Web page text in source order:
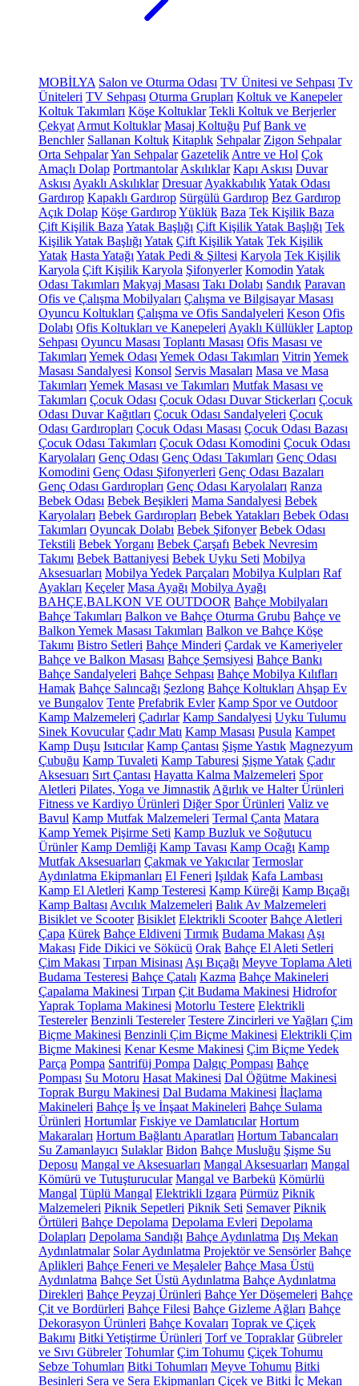
MOBİLYA Salon ve Oturma Odası TV Ünitesi ve Sehpası Tv
Üniteleri TV Sehpası Oturma Grupları Koltuk ve Kanepeler
Koltuk Takımları Köşe Koltuklar Tekli Koltuk ve Berjerler
Çekyat Armut Koltuklar Masaj Koltuğu Puf Bank ve
Benchler Sallanan Koltuk Kitaplık Sehpalar Zigon Sehpalar
Orta SehpalarYan Sehpalar Gazetelik Antre ve Hol Çok
Amaçlı Dolap Portmantolar Askılıklar Kapı Askısı Duvar
Askısı Ayaklı Askılıklar Dresuar AyakkabılıkYatak Odası
Gardırop Kapaklı Gardırop Sürgülü Gardırop Bez Gardırop
Açık Dolap Köşe GardıropYüklük Baza Tek Kişilik Baza
Çift Kişilik Baza Yatak Başlığı Çift Kişilik Yatak Başlığı Tek
Kişilik Yatak Başlığı Yatak Çift Kişilik Yatak Tek Kişilik
Yatak Hasta Yatağı Yatak Pedi & Şiltesi Karyola Tek Kişilik
Karyola Çift Kişilik Karyola Şifonyerler Komodin Yatak
Odası Takımları Makyaj Masası Takı Dolabı Sandık Paravan
Ofis ve Çalışma Mobilyaları Çalışma ve Bilgisayar Masası
Oyuncu Koltukları Çalışma ve Ofis Sandalyeleri Keson Ofis
Dolabı Ofis Koltukları ve Kanepeleri Ayaklı Küllükler Laptop
Sehpası Oyuncu Masası Toplantı Masası Ofis Masası ve
Takımları Yemek Odası Yemek Odası Takımları Vitrin Yemek
Masası Sandalyesi Konsol Servis Masaları Masa ve Masa
Takımları Yemek Masası ve Takımları Mutfak Masası ve
Takımları Çocuk Odası Çocuk Odası Duvar Stickerları Çocuk
Odası Duvar Kağıtları Çocuk Odası Sandalyeleri Çocuk
Odası Gardıropları Çocuk Odası Masası Çocuk Odası Bazası
Çocuk Odası Takımları Çocuk Odası Komodini Çocuk Odası
Karyolaları Genç Odası Genç Odası Takımları Genç Odası
Komodini Genç Odası Şifonyerleri Genç Odası Bazaları
Genç Odası Gardıropları Genç Odası Karyolaları Ranza
Bebek Odası Bebek Beşikleri Mama Sandalyesi Bebek
Karyolaları Bebek Gardıropları Bebek Yatakları Bebek Odası
Takımları Oyuncak Dolabı Bebek Şifonyer Bebek Odası
Tekstili Bebek Yorganı Bebek Çarşafı Bebek Nevresim
Takımı Bebek Battaniyesi Bebek Uyku Seti Mobilya
Aksesuarları Mobilya Yedek Parçaları Mobilya Kulpları Raf
Ayakları Keçeler Masa Ayağı Mobilya Ayağı
BAHÇE,BALKON VE OUTDOOR Bahçe Mobilyaları
Bahçe Takımları Balkon ve Bahçe Oturma Grubu Bahçe ve
Balkon Yemek Masası Takımları Balkon ve Bahçe Köşe
Takımı Bistro Setleri Bahçe Minderi Çardak ve Kameriyeler
Bahçe ve Balkon Masası Bahçe Şemsiyesi Bahçe Bankı
Bahçe Sandalyeleri Bahçe Sehpası Bahçe Mobilya Kılıfları
Hamak Bahçe Salıncağı Şezlong Bahçe Koltukları Ahşap Ev
ve Bungalov Tente Prefabrik Evler Kamp Spor ve Outdoor
Kamp Malzemeleri Çadırlar Kamp Sandalyesi Uyku Tulumu
Sinek Kovucular Çadır Matı Kamp Masası Pusula Kampet
Kamp Duşu Isıtıcılar Kamp Çantası Şişme Yastık Magnezyum
Çubuğu Kamp Tuvaleti Kamp Taburesi Şişme Yatak Çadır
Aksesuarı Sırt Çantası Hayatta Kalma Malzemeleri Spor
Aletleri Pilates, Yoga ve Jimnastik Ağırlık ve Halter Ürünleri
Fitness ve Kardiyo Ürünleri Diğer Spor Ürünleri Valiz ve
Bavul Kamp Mutfak Malzemeleri Termal Çanta Matara
Kamp Yemek Pişirme Seti Kamp Buzluk ve Soğutucu
Ürünler Kamp Demliği Kamp Tavası Kamp Ocağı Kamp
Mutfak Aksesuarları Çakmak ve Yakıcılar Termoslar
Aydınlatma Ekipmanları El Feneri Işıldak Kafa Lambası
Kamp El Aletleri Kamp Testeresi Kamp Küreği Kamp Bıçağı
Kamp Baltası Avcılık Malzemeleri Balık Av Malzemeleri
Bisiklet ve Scooter Bisiklet Elektrikli Scooter Bahçe Aletleri
Çapa Kürek Bahçe Eldiveni Tırmık Budama Makası Aşı
Makası Fide Dikici ve Sökücü Orak Bahçe El Aleti Setleri
Çim Makası Tırpan Misinası Aşı Bıçağı Meyve Toplama Aleti
Budama Testeresi Bahçe Çatalı Kazma Bahçe Makineleri
Çapalama Makinesi Tırpan Çit Budama Makinesi Hidrofor
Yaprak Toplama Makinesi Motorlu Testere Elektrikli
Testereler Benzinli Testereler Testere Zincirleri ve Yağları Çim
Biçme Makinesi Benzinli Çim Biçme Makinesi Elektrikli Çim
Biçme Makinesi Kenar Kesme Makinesi Çim Biçme Yedek
Parça Pompa Santrifüj Pompa Dalgıç Pompası Bahçe
Pompası Su Motoru Hasat Makinesi Dal Öğütme Makinesi
Toprak Burgu Makinesi Dal Budama Makinesi İlaçlama
Makineleri Bahçe İş ve İnşaat Makineleri Bahçe Sulama
Ürünleri Hortumlar Fıskiye ve Damlatıcılar Hortum
Makaraları Hortum Bağlantı Aparatları Hortum Tabancaları
Su Zamanlayıcı Sulaklar Bidon Bahçe Musluğu Şişme Su
Deposu Mangal ve Aksesuarları Mangal Aksesuarları Mangal
Kömürü ve Tutuşturucular Mangal ve Barbekü Kömürlü
Mangal Tüplü Mangal Elektrikli Izgara Pürmüz Piknik
Malzemeleri Piknik Sepetleri Piknik Seti Semaver Piknik
Örtüleri Bahçe Depolama Depolama Evleri Depolama
Dolapları Depolama Sandığı Bahçe Aydınlatma Dış Mekan
Aydınlatmalar Solar Aydınlatma Projektör ve Sensörler Bahçe
Aplikleri Bahçe Feneri ve Meşaleler Bahçe Masa Üstü
Aydınlatma Bahçe Set Üstü Aydınlatma Bahçe Aydınlatma
Direkleri Bahçe Peyzaj Ürünleri Bahçe Yer Döşemeleri Bahçe
Çit ve Bordürleri Bahçe Filesi Bahçe Gizleme Ağları Bahçe
Dekorasyon Ürünleri Bahçe Kovaları Toprak ve Çiçek
Bakımı Bitki Yetiştirme Ürünleri Torf ve Topraklar Gübreler
ve Sıvı Gübreler Tohumlar Çim Tohumu Çiçek Tohumu
Sebze Tohumları Bitki Tohumları Meyve Tohumu Bitki
Besinleri Sera ve Sera Ekipmanları Çiçek ve Bitki İç Mekan